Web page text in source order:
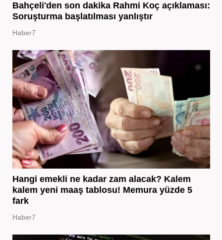
Bahçeli'den son dakika Rahmi Koç açıklaması:
Soruşturma başlatılması yanlıştır
Haber7
Hangi emekli ne kadar zam alacak? Kalem
kalem yeni maaş tablosu! Memura yüzde 5
fark
Haber7